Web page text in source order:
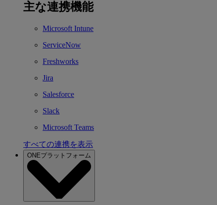
主な連携機能
Microsoft Intune
ServiceNow
Freshworks
Jira
Salesforce
Slack
Microsoft Teams
すべての連携を表示
ONEプラットフォーム